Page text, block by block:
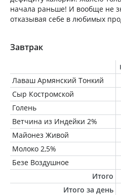
начала раньше! И вообще не
отказывая себе в любимых
Завтрак
Лаваш Армянский Тонкий
Сыр Костромской
Голень
Ветчина из Индейки 2%
Майонез Живой
Молоко 2,5%
Безе Воздушное
Итого
Итого за день